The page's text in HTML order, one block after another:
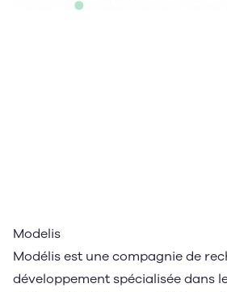
Modelis
Modélis est une compagnie de
développement spécialisée dans